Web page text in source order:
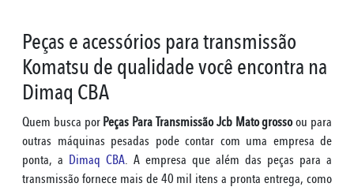
Peças e acessórios para transmissão
Komatsu de qualidade você encontra na
Dimaq CBA
Quem busca por Peças Para Transmissão Jcb Mato grossoou para
outras máquinas pesadas pode contar com uma empresa de
ponta, a Dimaq CBA. A empresa que além das peças para a
transmissão fornece mais de 40 mil itens a pronta entrega, como